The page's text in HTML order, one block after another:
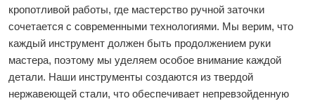
кропотливой работы, где мастерство ручной заточки
сочетается с современными технологиями. Мы верим, что
каждый инструмент должен быть продолжением руки
мастера, поэтому мы уделяем особое внимание каждой
детали. Наши инструменты создаются из твердой
нержавеющей стали, что обеспечивает непревзойденную